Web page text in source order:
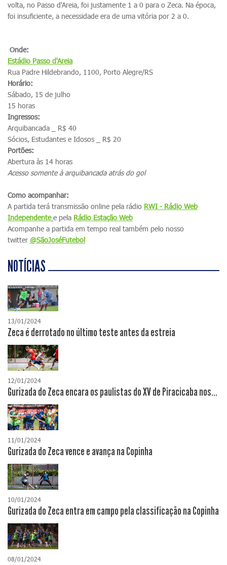
volta, no Passo d'Areia, foi justamente 1 a 0 para o Zeca. Na época,
foi insuficiente, a necessidade era de uma vitória por 2 a 0.
Onde:
Estádio Passo d'Areia
Rua Padre Hildebrando, 1100, Porto Alegre/RS
Horário:
Sábado, 15 de julho
15 horas
Ingressos:
Arquibancada _ R$ 40
Sócios, Estudantes e Idosos _ R$ 20
Portões:
Abertura às 14 horas
Acesso somente à arquibancada atrás do gol
Como acompanhar:
A partida terá transmissão online pela rádio RWI - Rádio Web
Independente e pela Rádio Estação Web
Acompanhe a partida em tempo real também pelo nosso
twitter @SãoJoséFutebol
NOTÍCIAS
13/01/2024
Zeca é derrotado no último teste antes da estreia
12/01/2024
Gurizada do Zeca encara os paulistas do XV de Piracicaba nos...
11/01/2024
Gurizada do Zeca vence e avança na Copinha
10/01/2024
Gurizada do Zeca entra em campo pela classificação na Copinha
08/01/2024